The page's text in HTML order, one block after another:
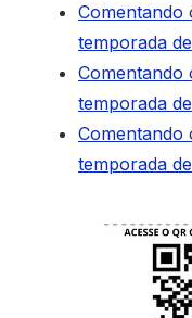
Comentando
temporada
Comentando
temporada
Comentando
temporada